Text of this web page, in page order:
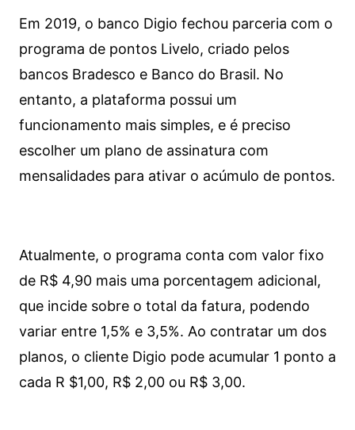
Em 2019, o banco Digio fechou parceria com o
programa de pontos Livelo, criado pelos
bancos Bradesco e Banco do Brasil. No
entanto, a plataforma possui um
funcionamento mais simples, e é preciso
escolher um plano de assinatura com
mensalidades para ativar o acúmulo de pontos.
Atualmente, o programa conta com valor fixo
de R$ 4,90 mais uma porcentagem adicional,
que incide sobre o total da fatura, podendo
variar entre 1,5% e 3,5%. Ao contratar um dos
planos, o cliente Digio pode acumular 1 ponto a
cada R $1,00, R$ 2,00 ou R$ 3,00.